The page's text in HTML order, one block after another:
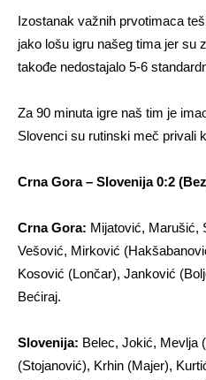
Izostanak važnih prvotimaca
jako lošu igru našeg tima jer su
takođe nedostajalo 5-6
Za 90 minuta igre naš tim je
Slovenci su rutinski meč privali
Crna Gora – Slovenija 0:2
Crna Gora: Mijatović, Marušić,
Vešović, Mirković
Kosović (Lončar), Janković
Bećiraj.
Slovenija: Belec, Jokić, Mevlja
(Stojanović), Krhin (Majer),